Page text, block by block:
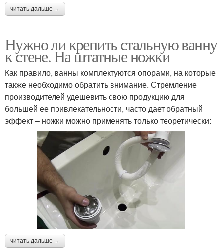
читать дальше →
Нужно ли крепить стальную ванну
к стене. На штатные ножки
Как правило, ванны комплектуются опорами, на которые
также необходимо обратить внимание. Стремление
производителей удешевить свою продукцию для
большей ее привлекательности, часто дает обратный
эффект – ножки можно применять только теоретически:
читать дальше →